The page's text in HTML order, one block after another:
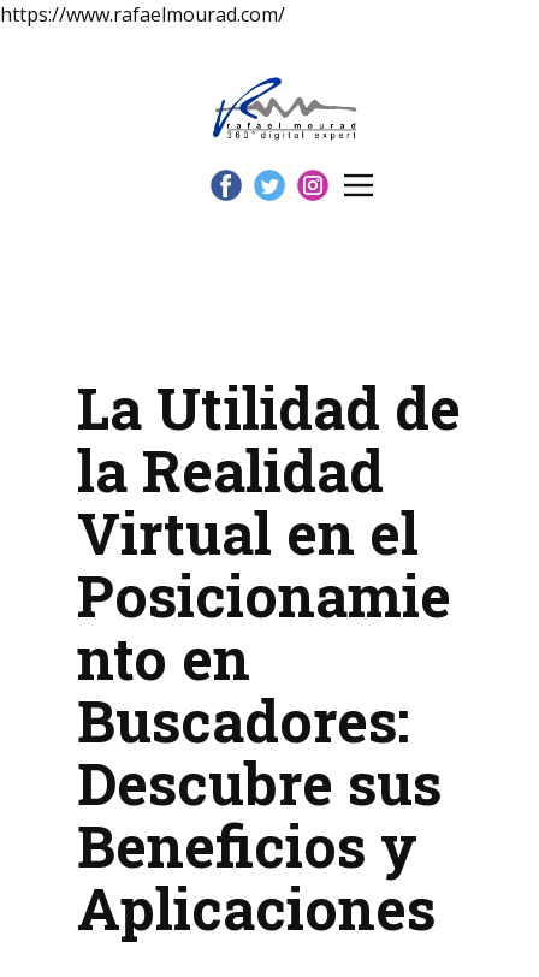
https://www.rafaelmourad.com/
La Utilidad de
la Realidad
Virtual en el
Posicionamie
nto en
Buscadores:
Descubre sus
Beneficios y
Aplicaciones